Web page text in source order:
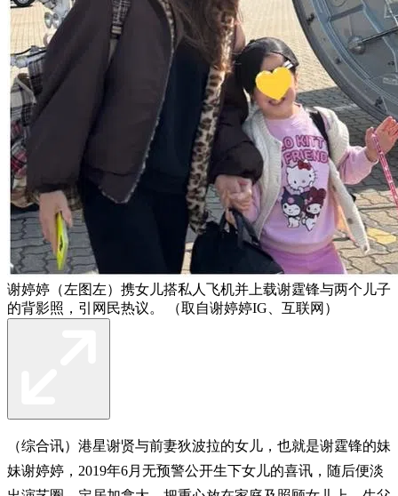
谢婷婷（左图左）携女儿搭私人飞机并上载谢霆锋与两个儿子
的背影照，引网民热议。 （取自谢婷婷IG、互联网）
（综合讯）港星谢贤与前妻狄波拉的女儿，也就是谢霆锋的妹
妹谢婷婷，2019年6月无预警公开生下女儿的喜讯，随后便淡